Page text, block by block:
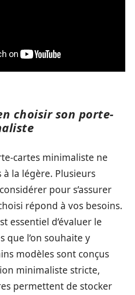
choisir son porte-
cartes minimaliste ne
la légère. Plusieurs
pour s’assurer
répond à vos besoins.
essentiel d’évaluer le
que l’on souhaite y
modèles sont conçus
minimaliste stricte,
permettent de stocker